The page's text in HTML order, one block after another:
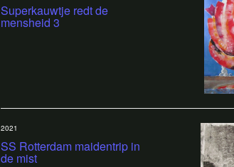
Superkauwtje redt de
mensheid 3
SS Rotterdam maidentrip in
de mist
2021